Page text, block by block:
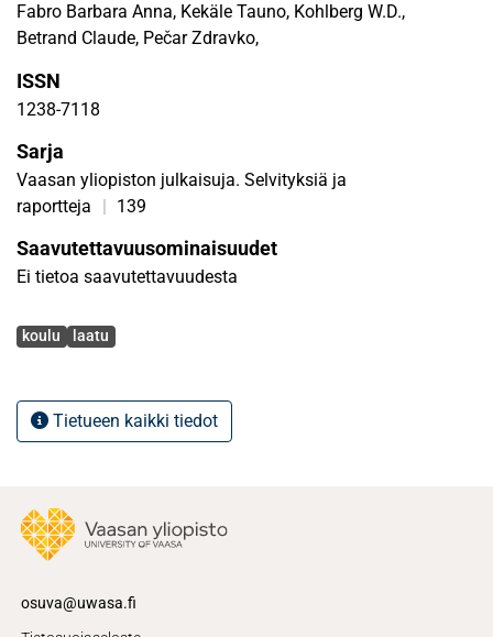
Fabro Barbara Anna, Kekäle Tauno, Kohlberg W.D.,
Betrand Claude, Pečar Zdravko,
ISSN
1238-7118
Sarja
Vaasan yliopiston julkaisuja. Selvityksiä ja
raportteja
| 139
Saavutettavuusominaisuudet
Ei tietoa saavutettavuudesta
Avainsanat
koulu laatu
Tietueen kaikki tiedot
osuva@uwasa.fi